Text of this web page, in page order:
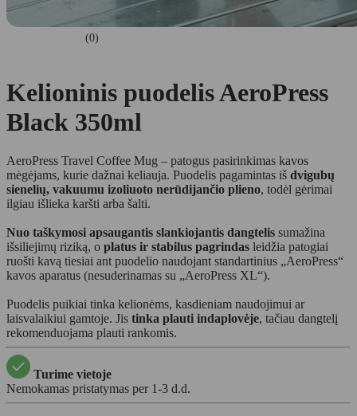
(0)
Kelioninis puodelis AeroPress
Black 350ml
AeroPress Travel Coffee Mug – patogus pasirinkimas kavos
mėgėjams, kurie dažnai keliauja. Puodelis pagamintas iš dvigubų
sienelių, vakuumu izoliuoto nerūdijančio plieno, todėl gėrimai
ilgiau išlieka karšti arba šalti.
Nuo taškymosi apsaugantis slankiojantis dangtelis sumažina
išsiliejimų riziką, o platus ir stabilus pagrindas leidžia patogiai
ruošti kavą tiesiai ant puodelio naudojant standartinius „AeroPress“
kavos aparatus (nesuderinamas su „AeroPress XL“).
Puodelis puikiai tinka kelionėms, kasdieniam naudojimui ar
laisvalaikiui gamtoje. Jis tinka plauti indaplovėje, tačiau dangtelį
rekomenduojama plauti rankomis.
Turime vietoje
Nemokamas pristatymas per 1-3 d.d.